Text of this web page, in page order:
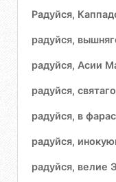
Радуйся,
радуйся,
радуйся, Асии
радуйся,
радуйся, в
радуйся,
радуйся, велие